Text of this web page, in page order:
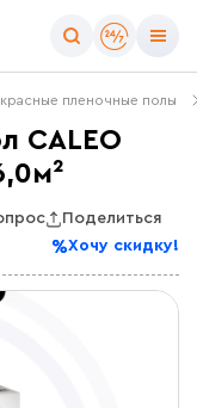
пленочные полы
CALEO
Поделиться
Хочу скидку!